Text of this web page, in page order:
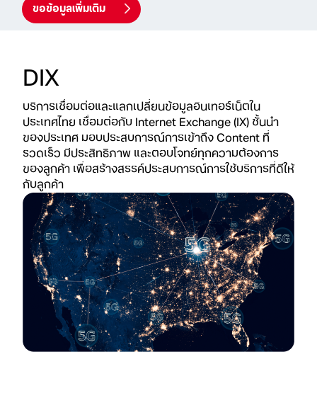
ขอข้อมูลเพิ่มเติม
DIX
บริการเชื่อมต่อและแลกเปลี่ยนข้อมูลอินเทอร์เน็ตใน
ประเทศไทย เชื่อมต่อกับ Internet Exchange (IX) ชั้นนำ
ของประเทศมอบประสบการณ์การเข้าถึง Content ที่
รวดเร็ว มีประสิทธิภาพและตอบโจทย์ทุกความต้องการ
ของลูกค้า เพื่อสร้างสรรค์ประสบการณ์การใช้บริการที่ดีให้
กับลูกค้า